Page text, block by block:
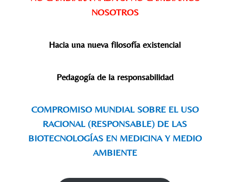
NOSOTROS
Hacia una nueva filosofía existencial
Pedagogía de la responsabilidad
COMPROMISO MUNDIAL SOBRE EL USO
RACIONAL (RESPONSABLE) DE LAS
BIOTECNOLOGÍAS EN MEDICINA Y MEDIO
AMBIENTE